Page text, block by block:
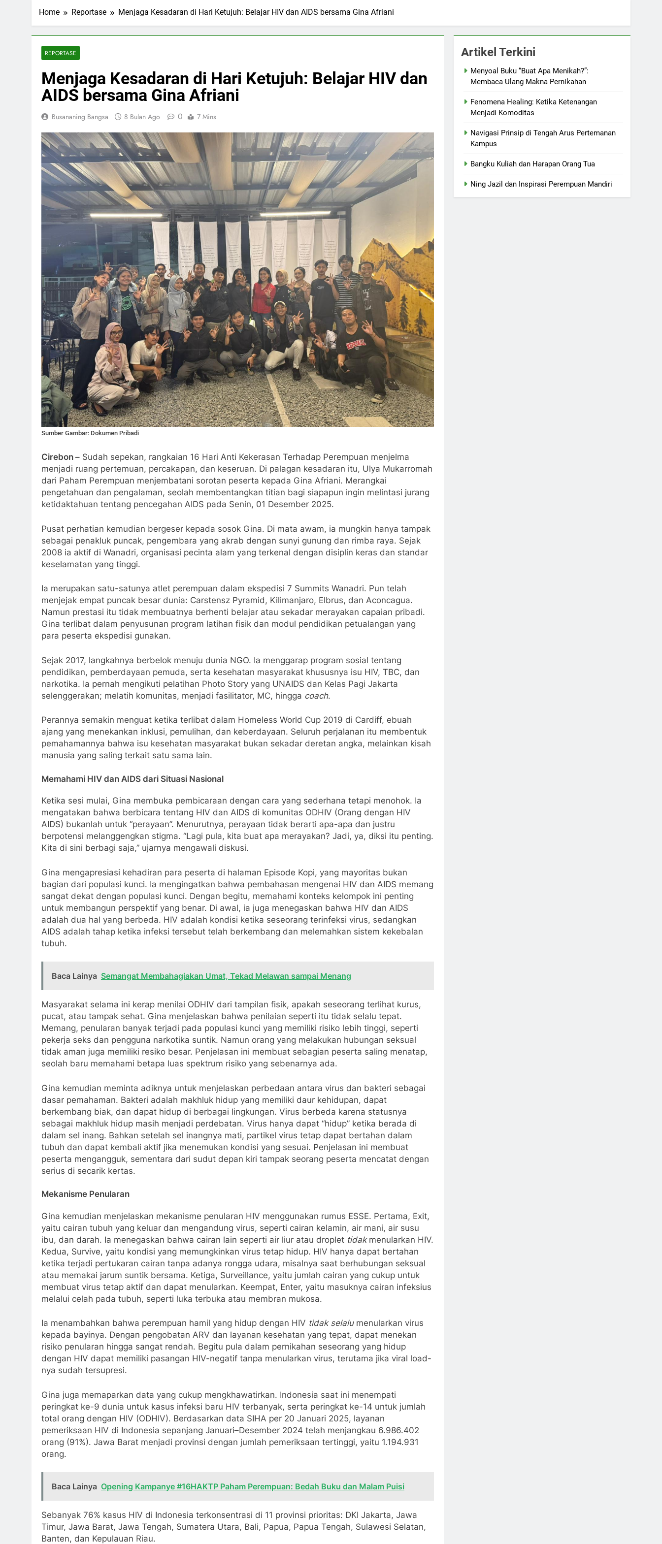
Home Reportase Menjaga Kesadaran di Hari Ketujuh: Belajar HIV dan AIDS bersama Gina Afriani
REPORTASE
Menjaga Kesadaran di Hari Ketujuh: Belajar HIV dan
AIDS bersama Gina Afriani
Busananing Bangsa 8 Bulan Ago 0 7 Mins
Sumber Gambar: Dokumen Pribadi
Cirebon – Sudah sepekan, rangkaian 16 Hari Anti Kekerasan Terhadap Perempuan menjelma
menjadi ruang pertemuan, percakapan, dan keseruan. Di palagan kesadaran itu, Ulya Mukarromah
dari Paham Perempuan menjembatani sorotan peserta kepada Gina Afriani. Merangkai
pengetahuan dan pengalaman, seolah membentangkan titian bagi siapapun ingin melintasi jurang
ketidaktahuan tentang pencegahan AIDS pada Senin, 01 Desember 2025.
Pusat perhatian kemudian bergeser kepada sosok Gina. Di mata awam, ia mungkin hanya tampak
sebagai penakluk puncak, pengembara yang akrab dengan sunyi gunung dan rimba raya. Sejak
2008 ia aktif di Wanadri, organisasi pecinta alam yang terkenal dengan disiplin keras dan standar
keselamatan yang tinggi.
Ia merupakan satu-satunya atlet perempuan dalam ekspedisi 7 Summits Wanadri. Pun telah
menjejak empat puncak besar dunia: Carstensz Pyramid, Kilimanjaro, Elbrus, dan Aconcagua.
Namun prestasi itu tidak membuatnya berhenti belajar atau sekadar merayakan capaian pribadi.
Gina terlibat dalam penyusunan program latihan fisik dan modul pendidikan petualangan yang
para peserta ekspedisi gunakan.
Sejak 2017, langkahnya berbelok menuju dunia NGO. Ia menggarap program sosial tentang
pendidikan, pemberdayaan pemuda, serta kesehatan masyarakat khususnya isu HIV, TBC, dan
narkotika. Ia pernah mengikuti pelatihan Photo Story yang UNAIDS dan Kelas Pagi Jakarta
selenggerakan; melatih komunitas, menjadi fasilitator, MC, hingga coach.
Perannya semakin menguat ketika terlibat dalam Homeless World Cup 2019 di Cardiff, ebuah
ajang yang menekankan inklusi, pemulihan, dan keberdayaan. Seluruh perjalanan itu membentuk
pemahamannya bahwa isu kesehatan masyarakat bukan sekadar deretan angka, melainkan kisah
manusia yang saling terkait satu sama lain.
Memahami HIV dan AIDS dari Situasi Nasional
Ketika sesi mulai, Gina membuka pembicaraan dengan cara yang sederhana tetapi menohok. Ia
mengatakan bahwa berbicara tentang HIV dan AIDS di komunitas ODHIV (Orang dengan HIV
AIDS) bukanlah untuk “perayaan”. Menurutnya, perayaan tidak berarti apa-apa dan justru
berpotensi melanggengkan stigma. “Lagi pula, kita buat apa merayakan? Jadi, ya, diksi itu penting.
Kita di sini berbagi saja,” ujarnya mengawali diskusi.
Gina mengapresiasi kehadiran para peserta di halaman Episode Kopi, yang mayoritas bukan
bagian dari populasi kunci. Ia mengingatkan bahwa pembahasan mengenai HIV dan AIDS memang
sangat dekat dengan populasi kunci. Dengan begitu, memahami konteks kelompok ini penting
untuk membangun perspektif yang benar. Di awal, ia juga menegaskan bahwa HIV dan AIDS
adalah dua hal yang berbeda. HIV adalah kondisi ketika seseorang terinfeksi virus, sedangkan
AIDS adalah tahap ketika infeksi tersebut telah berkembang dan melemahkan sistem kekebalan
tubuh.
Baca Lainya Semangat Membahagiakan Umat, Tekad Melawan sampai Menang
Masyarakat selama ini kerap menilai ODHIV dari tampilan fisik, apakah seseorang terlihat kurus,
pucat, atau tampak sehat. Gina menjelaskan bahwa penilaian seperti itu tidak selalu tepat.
Memang, penularan banyak terjadi pada populasi kunci yang memiliki risiko lebih tinggi, seperti
pekerja seks dan pengguna narkotika suntik. Namun orang yang melakukan hubungan seksual
tidak aman juga memiliki resiko besar. Penjelasan ini membuat sebagian peserta saling menatap,
seolah baru memahami betapa luas spektrum risiko yang sebenarnya ada.
Gina kemudian meminta adiknya untuk menjelaskan perbedaan antara virus dan bakteri sebagai
dasar pemahaman. Bakteri adalah makhluk hidup yang memiliki daur kehidupan, dapat
berkembang biak, dan dapat hidup di berbagai lingkungan. Virus berbeda karena statusnya
sebagai makhluk hidup masih menjadi perdebatan. Virus hanya dapat “hidup” ketika berada di
dalam sel inang. Bahkan setelah sel inangnya mati, partikel virus tetap dapat bertahan dalam
tubuh dan dapat kembali aktif jika menemukan kondisi yang sesuai. Penjelasan ini membuat
peserta mengangguk, sementara dari sudut depan kiri tampak seorang peserta mencatat dengan
serius di secarik kertas.
Mekanisme Penularan
Gina kemudian menjelaskan mekanisme penularan HIV menggunakan rumus ESSE. Pertama, Exit,
yaitu cairan tubuh yang keluar dan mengandung virus, seperti cairan kelamin, air mani, air susu
ibu, dan darah. Ia menegaskan bahwa cairan lain seperti air liur atau droplet tidakmenularkan HIV.
Kedua, Survive, yaitu kondisi yang memungkinkan virus tetap hidup. HIV hanya dapat bertahan
ketika terjadi pertukaran cairan tanpa adanya rongga udara, misalnya saat berhubungan seksual
atau memakai jarum suntik bersama. Ketiga, Surveillance, yaitu jumlah cairan yang cukup untuk
membuat virus tetap aktif dan dapat menularkan. Keempat, Enter, yaitu masuknya cairan infeksius
melalui celah pada tubuh, seperti luka terbuka atau membran mukosa.
Ia menambahkan bahwa perempuan hamil yang hidup dengan HIV tidak selalumenularkan virus
kepada bayinya. Dengan pengobatan ARV dan layanan kesehatan yang tepat, dapat menekan
risiko penularan hingga sangat rendah. Begitu pula dalam pernikahan seseorang yang hidup
dengan HIV dapat memiliki pasangan HIV-negatif tanpa menularkan virus, terutama jika viral load-
nya sudah tersupresi.
Gina juga memaparkan data yang cukup mengkhawatirkan. Indonesia saat ini menempati
peringkat ke-9 dunia untuk kasus infeksi baru HIV terbanyak, serta peringkat ke-14 untuk jumlah
total orang dengan HIV (ODHIV). Berdasarkan data SIHA per 20 Januari 2025, layanan
pemeriksaan HIV di Indonesia sepanjang Januari–Desember 2024 telah menjangkau 6.986.402
orang (91%). Jawa Barat menjadi provinsi dengan jumlah pemeriksaan tertinggi, yaitu 1.194.931
orang.
Baca Lainya Opening Kampanye #16HAKTP Paham Perempuan: Bedah Buku dan Malam Puisi
Sebanyak 76% kasus HIV di Indonesia terkonsentrasi di 11 provinsi prioritas: DKI Jakarta, Jawa
Timur, Jawa Barat, Jawa Tengah, Sumatera Utara, Bali, Papua, Papua Tengah, Sulawesi Selatan,
Banten, dan Kepulauan Riau.
Artikel Terkini
Menyoal Buku “Buat Apa Menikah?”:
Membaca Ulang Makna Pernikahan
Fenomena Healing: Ketika Ketenangan
Menjadi Komoditas
Navigasi Prinsip di Tengah Arus Pertemanan
Kampus
Bangku Kuliah dan Harapan Orang Tua
Ning Jazil dan Inspirasi Perempuan Mandiri